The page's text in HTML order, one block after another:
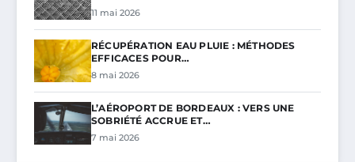
11 mai 2026
RÉCUPÉRATION EAU PLUIE : MÉTHODES
EFFICACES POUR…
8 mai 2026
L’AÉROPORT DE BORDEAUX : VERS UNE
SOBRIÉTÉ ACCRUE ET…
7 mai 2026